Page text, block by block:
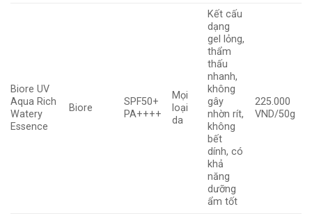
Biore UV
Aqua Rich
Watery
Essence
Biore
SPF50+
PA++++
Mọi
loại
da
Kết cấu
dạng
gel lỏng,
thẩm
thấu
nhanh,
không
gây
nhờn rít,
không
bết
dính, có
khả
năng
dưỡng
ẩm tốt
225.000
VND/50g